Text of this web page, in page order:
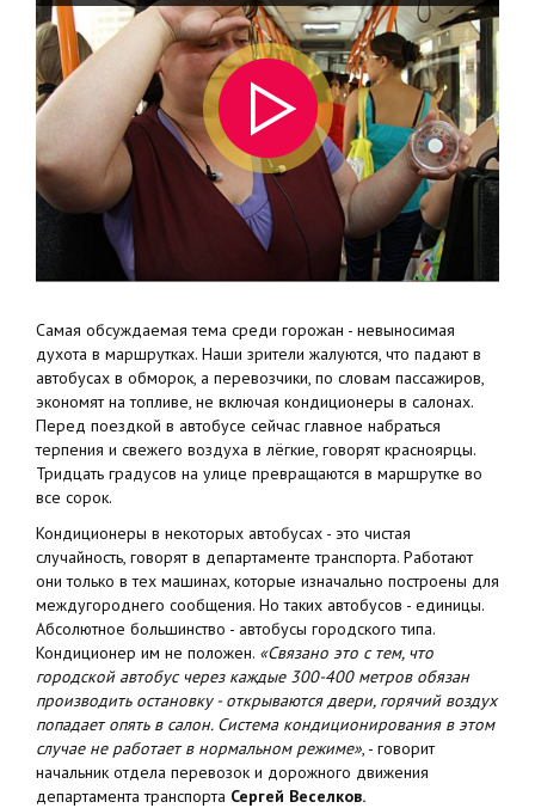
Самая обсуждаемая тема среди горожан - невыносимая
духота в маршрутках. Наши зрители жалуются, что падают в
автобусах в обморок, а перевозчики, по словам пассажиров,
экономят на топливе, не включая кондиционеры в салонах.
Перед поездкой в автобусе сейчас главное набраться
терпения и свежего воздуха в лёгкие, говорят красноярцы.
Тридцать градусов на улице превращаются в маршрутке во
все сорок.
Кондиционеры в некоторых автобусах - это чистая
случайность, говорят в департаменте транспорта. Работают
они только в тех машинах, которые изначально построены для
междугороднего сообщения. Но таких автобусов - единицы.
Абсолютное большинство - автобусы городского типа.
Кондиционер им не положен. «Связано это с тем, что
городской автобус через каждые 300-400 метров обязан
производить остановку - открываются двери, горячий воздух
попадает опять в салон. Система кондиционирования в этом
случае не работает в нормальном режиме», - говорит
начальник отдела перевозок и дорожного движения
департамента транспорта Сергей Веселков.